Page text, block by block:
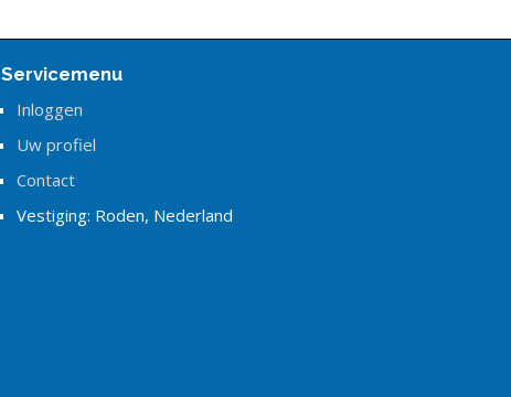
Servicemenu
Inloggen
Uw profiel
Contact
Vestiging: Roden, Nederland